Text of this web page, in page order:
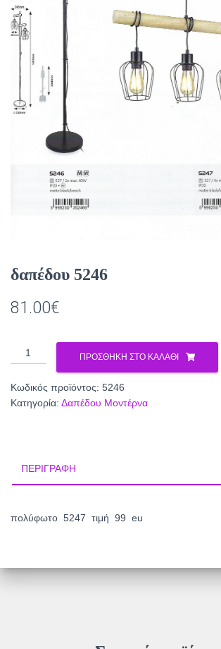
δαπέδου 5246
81.00€
δαπέδου
5246
ΠΡΟΣΘΉΚΗ ΣΤΟ ΚΑΛΆΘΙ
Κωδικός προϊόντος: 5246
Κατηγορία: Δαπέδου Μοντέρνα
ΠΕΡΙΓΡΑΦΉ
πολύφωτο 5247 τιμή 99 eu